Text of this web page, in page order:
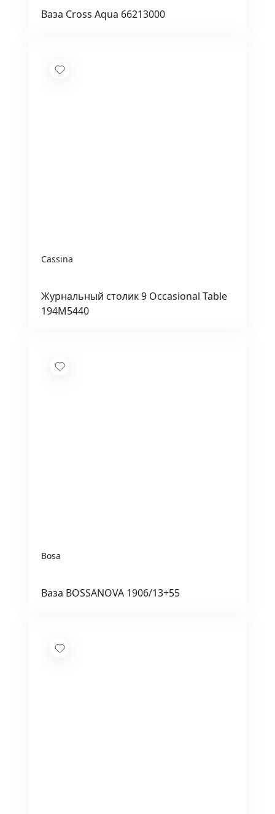
Ваза Cross Aqua 66213000
Cassina
Журнальный столик 9 Occasional Table
194M5440
Bosa
Ваза BOSSANOVA 1906/13+55